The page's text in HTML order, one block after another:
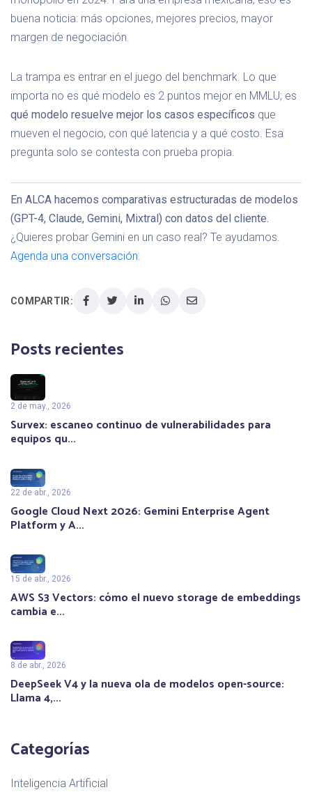
buena noticia: más opciones, mejores precios, mayor
margen de negociación.
La trampa es entrar en el juego del benchmark. Lo que
importa no es qué modelo es 2 puntos mejor en MMLU; es
qué modelo resuelve mejor los casos específicos que
mueven el negocio, con qué latencia y a qué costo. Esa
pregunta solo se contesta con prueba propia.
En ALCA hacemos comparativas estructuradas de modelos
(GPT-4, Claude, Gemini, Mixtral) con datos del cliente.
¿Quieres probar Gemini en un caso real? Te ayudamos.
Agenda una conversación
COMPARTIR:
Posts recientes
2 de may., 2026
Survex: escaneo continuo de vulnerabilidades para
equipos qu...
22 de abr., 2026
Google Cloud Next 2026: Gemini Enterprise Agent
Platform y A...
15 de abr., 2026
AWS S3 Vectors: cómo el nuevo storage de embeddings
cambia e...
8 de abr., 2026
DeepSeek V4 y la nueva ola de modelos open-source:
Llama 4,...
Categorías
Inteligencia Artificial